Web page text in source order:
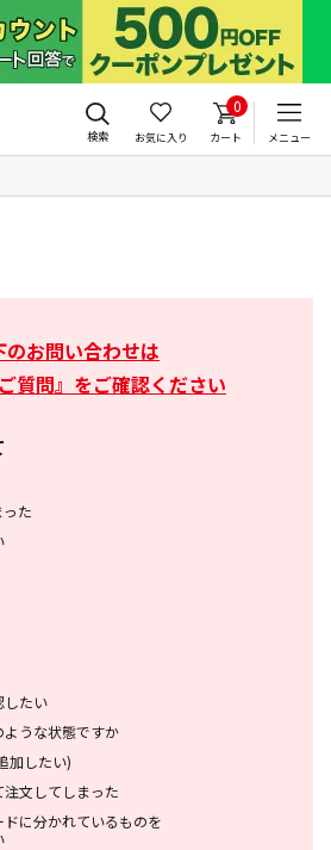
検索 お気に入り
0
カート メニュー
のお問い合わせは
質問』をご確認ください
た
したい
ような状態ですか
加したい)
注文してしまった
に分かれているものを